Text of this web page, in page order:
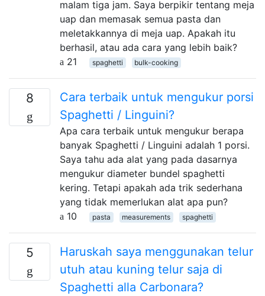
malam tiga jam. Saya berpikir tentang meja
uap dan memasak semua pasta dan
meletakkannya di meja uap. Apakah itu
berhasil, atau ada cara yang lebih baik?
21
spaghetti bulk-cooking
8
Cara terbaik untuk mengukur porsi
Spaghetti / Linguini?
Apa cara terbaik untuk mengukur berapa
banyak Spaghetti / Linguini adalah 1 porsi.
Saya tahu ada alat yang pada dasarnya
mengukur diameter bundel spaghetti
kering. Tetapi apakah ada trik sederhana
yang tidak memerlukan alat apa pun?
10
pasta measurements spaghetti
5
Haruskah saya menggunakan telur
utuh atau kuning telur saja di
Spaghetti alla Carbonara?